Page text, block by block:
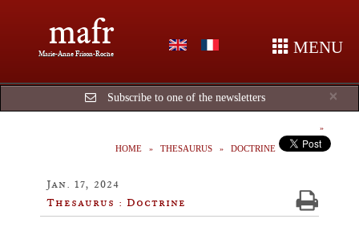
mafr
Marie-Anne Frison-Roche MENU
×
Subscribe to one of the newsletters
HOME THESAURUS DOCTRINE
Jan. 17, 2024
Thesaurus : Doctrine